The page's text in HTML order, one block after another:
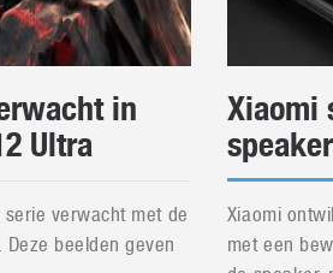
in
Ultra
verwacht met de
beelden geven
Xiaomi
Xiaomi
met een